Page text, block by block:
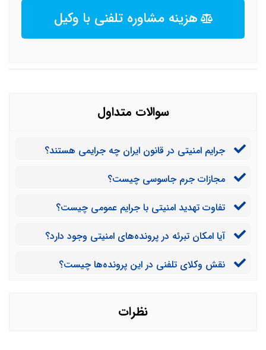
هزینه مشاوره تلفنی با وکیل
سوالات متداول
جرایم امنیتی در قانون ایران چه جرایمی هستند؟
مجازات جرم جاسوسی چیست؟
تفاوت تهدید امنیتی با جرایم عمومی چیست؟
آیا امکان تبرئه در پرونده‌های امنیتی وجود دارد؟
نقش وکلای تلفنی در این پرونده‌ها چیست؟
نظرات